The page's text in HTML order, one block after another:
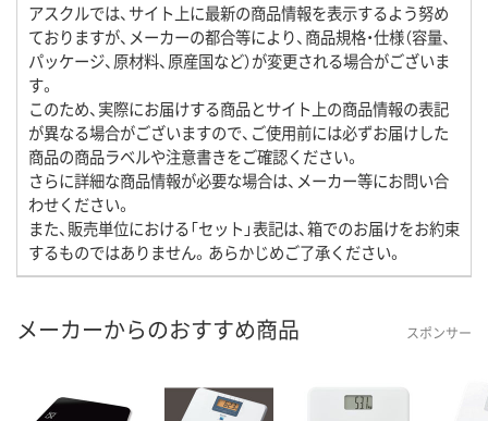
アスクルでは、サイト上に最新の商品情報を表示するよう努め
ておりますが、メーカーの都合等により、商品規格・仕様（容量、
パッケージ、原材料、原産国など）が変更される場合がございま
す。
このため、実際にお届けする商品とサイト上の商品情報の表記
が異なる場合がございますので、ご使用前には必ずお届けした
商品の商品ラベルや注意書きをご確認ください。
さらに詳細な商品情報が必要な場合は、メーカー等にお問い合
わせください。
また、販売単位における「セット」表記は、箱でのお届けをお約束
するものではありません。あらかじめご了承ください。
メーカーからのおすすめ商品 スポンサー